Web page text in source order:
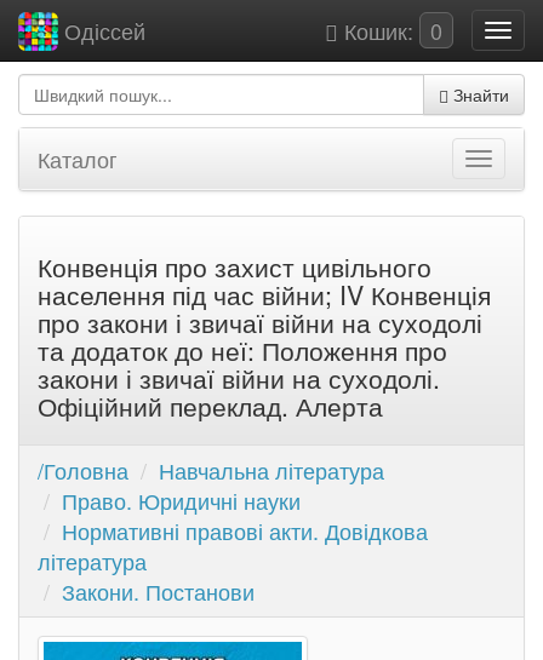
Кошик: 0
Одіссей
Знайти
Каталог
Конвенція про захист цивільного
населення під час війни; IV Конвенція
про закони і звичаї війни на суходолі
та додаток до неї: Положення про
закони і звичаї війни на суходолі.
Офіційний переклад. Алерта
/Головна
Навчальна література
Право. Юридичні науки
Нормативні правові акти. Довідкова
література
Закони. Постанови